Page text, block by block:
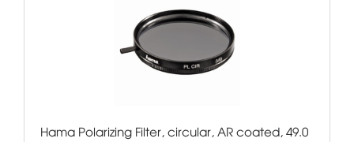
Hama Polarizing Filter, circular, AR coated, 49.0